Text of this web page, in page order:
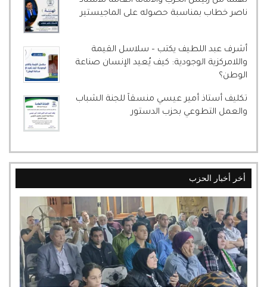
ناصر خطاب بمناسبة حصوله على الماجيستير
أشرف عبد اللطيف يكتب – سلاسل القيمة
واللامركزية الوجودية: كيف يُعيد الإنسان صناعة
الوطن؟
تكليف أستاذ أمير عيسي منسقاً للجنة الشباب
والعمل التطوعي بحزب الدستور
أخر أخبار الحزب